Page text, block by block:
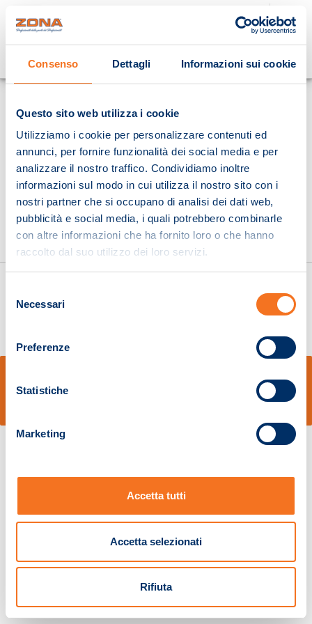
Consenso Dettagli Informazioni sui cookie
Questo sito web utilizza i cookie
Utilizziamo i cookie per personalizzare contenuti ed
annunci, per fornire funzionalità dei social media e per
analizzare il nostro traffico. Condividiamo inoltre
informazioni sul modo in cui utilizza il nostro sito con i
nostri partner che si occupano di analisi dei dati web,
pubblicità e social media, i quali potrebbero combinarle
con altre informazioni che ha fornito loro o che hanno
raccolto dal suo utilizzo dei loro servizi.
delNecessari
Preferenze
Statistiche
Marketing
Accetta tutti
Accetta selezionati
Rifiuta
Cosa stai cercando?
Pistoia 01680210505 – R.E.A. n.155974 - Cap.Soc. € 2.000.000,00 i.v. La
Società adotta il Codice Etico D.lgs. 231/01